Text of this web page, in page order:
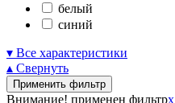
белый
синий
▾ Все характеристики
▴ Свернуть
Применить фильтр
Внимание! применен фильтрx